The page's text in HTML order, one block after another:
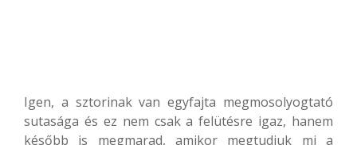
Igen, a sztorinak van egyfajta megmosolyogtató
sutasága és ez nem csak a felütésre igaz, hanem
később is megmarad, amikor megtudjuk mi a